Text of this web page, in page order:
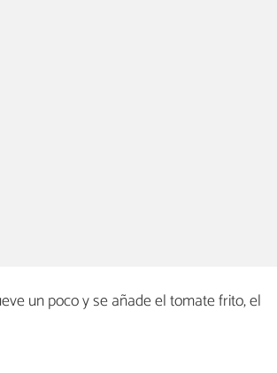
un poco y se añade el tomate frito, el